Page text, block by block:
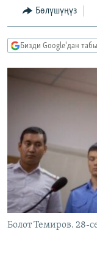
БҮГҮН АЗАТТЫКТА
БИЗ ЖАНА ДҮЙНӨ
ЫҢГАЙСЫЗ
ПОДКАСТ
ӨЗГӨЧӨ ПИКИР
ЭЕ/АРнун
Бөлүшүңүз
Бизди Google'дан
Болот Темиров. 28-